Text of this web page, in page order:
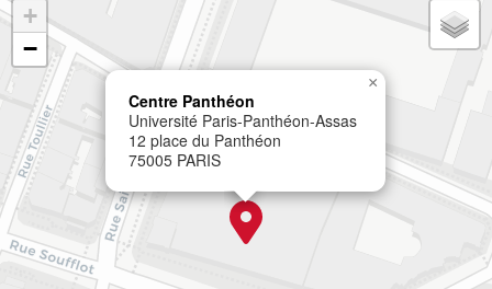
Centre Panthéon
Université Paris-Panthéon-Assas
12 place du Panthéon
75005 PARIS
×
+
−